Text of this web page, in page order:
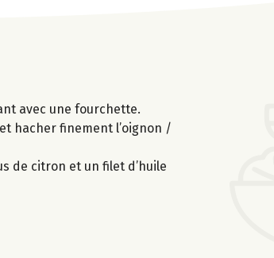
avec une fourchette.
hacher finement l’oignon /
de citron et un filet d’huile